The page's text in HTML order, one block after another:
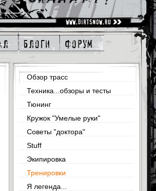
блоги форум
Обзор трасс
Техника...обзоры и тесты
Тюнинг
Кружок "Умелые руки"
Советы "доктора"
Stuff
Экипировка
Тренировки
Я легенда...